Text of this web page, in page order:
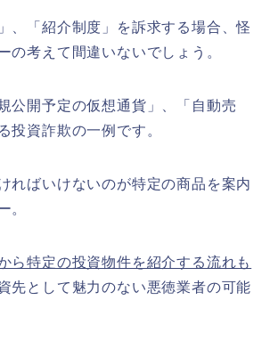
、「紹介制度」を訴求する場合、怪
の考えて間違いないでしょう。
公開予定の仮想通貨」、「自動売
投資詐欺の一例です。
ればいけないのが特定の商品を案内
。
ら特定の投資物件を紹介する流れも
先として魅力のない悪徳業者の可能